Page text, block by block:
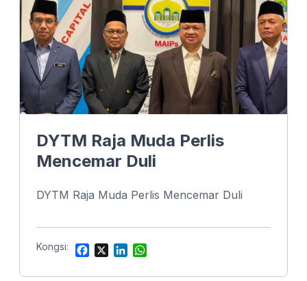
o
k
I
p
p
DYTM Raja Muda Perlis
Mencemar Duli
DYTM Raja Muda Perlis Mencemar Duli
Kongsi:
c
n
a